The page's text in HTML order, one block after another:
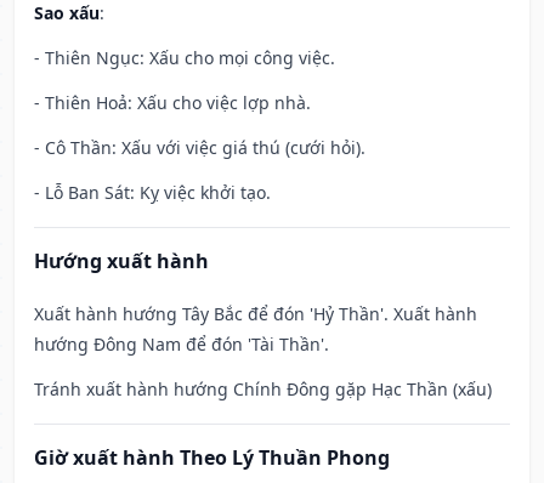
Sao xấu:
- Thiên Ngục: Xấu cho mọi công việc.
- Thiên Hoả: Xấu cho việc lợp nhà.
- Cô Thần: Xấu với việc giá thú (cưới hỏi).
- Lỗ Ban Sát: Kỵ việc khởi tạo.
Hướng xuất hành
Xuất hành hướng Tây Bắc để đón 'Hỷ Thần'. Xuất hành
hướng Đông Nam để đón 'Tài Thần'.
Tránh xuất hành hướng Chính Đông gặp Hạc Thần (xấu)
Giờ xuất hành Theo Lý Thuần Phong